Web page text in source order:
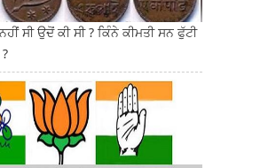
ਸੀ ਉਦੋਂ ਕੀ ਸੀ ? ਕਿੰਨੇ ਕੀਮਤੀ ਸਨ ਫੁੱਟੀ